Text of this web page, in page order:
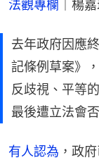
法觀專欄 ｜楊
去年政府因應
記條例草案》
反歧視、平等
最後遭立法會
有人認為 ，政